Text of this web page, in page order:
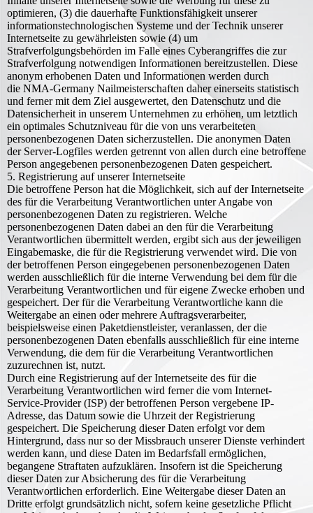
optimieren, (3) die dauerhafte Funktionsfähigkeit unserer
informationstechnologischen Systeme und der Technik unserer
Internetseite zu gewährleisten sowie (4) um
Strafverfolgungsbehörden im Falle eines Cyberangriffes die zur
Strafverfolgung notwendigen Informationen bereitzustellen. Diese
anonym erhobenen Daten und Informationen werden durch
die NMA-Germany Nailmeisterschaften daher einerseits statistisch
und ferner mit dem Ziel ausgewertet, den Datenschutz und die
Datensicherheit in unserem Unternehmen zu erhöhen, um letztlich
ein optimales Schutzniveau für die von uns verarbeiteten
personenbezogenen Daten sicherzustellen. Die anonymen Daten
der Server-Logfiles werden getrennt von allen durch eine betroffene
Person angegebenen personenbezogenen Daten gespeichert.
5. Registrierung auf unserer Internetseite
Die betroffene Person hat die Möglichkeit, sich auf der Internetseite
des für die Verarbeitung Verantwortlichen unter Angabe von
personenbezogenen Daten zu registrieren. Welche
personenbezogenen Daten dabei an den für die Verarbeitung
Verantwortlichen übermittelt werden, ergibt sich aus der jeweiligen
Eingabemaske, die für die Registrierung verwendet wird. Die von
der betroffenen Person eingegebenen personenbezogenen Daten
werden ausschließlich für die interne Verwendung bei dem für die
Verarbeitung Verantwortlichen und für eigene Zwecke erhoben und
gespeichert. Der für die Verarbeitung Verantwortliche kann die
Weitergabe an einen oder mehrere Auftragsverarbeiter,
beispielsweise einen Paketdienstleister, veranlassen, der die
personenbezogenen Daten ebenfalls ausschließlich für eine interne
Verwendung, die dem für die Verarbeitung Verantwortlichen
zuzurechnen ist, nutzt.
Durch eine Registrierung auf der Internetseite des für die
Verarbeitung Verantwortlichen wird ferner die vom Internet-
Service-Provider (ISP) der betroffenen Person vergebene IP-
Adresse, das Datum sowie die Uhrzeit der Registrierung
gespeichert. Die Speicherung dieser Daten erfolgt vor dem
Hintergrund, dass nur so der Missbrauch unserer Dienste verhindert
werden kann, und diese Daten im Bedarfsfall ermöglichen,
begangene Straftaten aufzuklären. Insofern ist die Speicherung
dieser Daten zur Absicherung des für die Verarbeitung
Verantwortlichen erforderlich. Eine Weitergabe dieser Daten an
Dritte erfolgt grundsätzlich nicht, sofern keine gesetzliche Pflicht